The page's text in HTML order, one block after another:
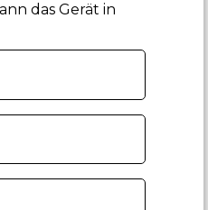
das Gerät in